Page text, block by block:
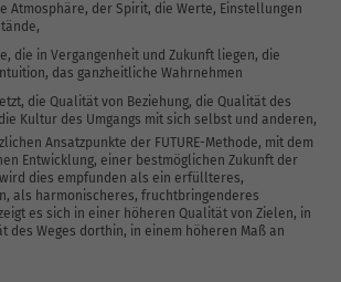
Atmosphäre, der Spirit, die Werte, Einstellungen
die in Vergangenheit und Zukunft liegen, die
das ganzheitliche Wahrnehmen
die Qualität von Beziehung, die Qualität des
Kultur des Umgangs mit sich selbst und anderen,
Ansatzpunkte der FUTURE-Methode, mit dem
Entwicklung, einer bestmöglichen Zukunft der
dies empfunden als ein erfüllteres,
als harmonischeres, fruchtbringenderes
es sich in einer höheren Qualität von Zielen, in
des Weges dorthin, in einem höheren Maß an